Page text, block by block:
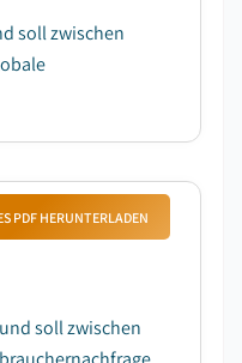
soll zwischen
PDF HERUNTERLADEN
soll zwischen